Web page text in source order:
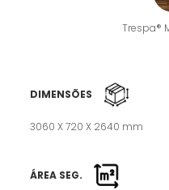
Trespa®
DIMENSÕES
3060 X 720 X 2640 mm
ÁREA SEG.